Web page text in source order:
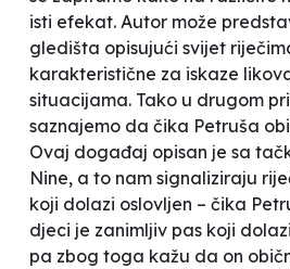
isti efekat. Autor može
gledišta opisujući svijet
karakteristične za iskaze
situacijama. Tako u drugom
saznajemo da čika Petruša
Ovaj događaj opisan je sa
Nine, a to nam signaliziraju
koji dolazi oslovljen – čika
djeci je zanimljiv pas koji
pa zbog toga kažu da on